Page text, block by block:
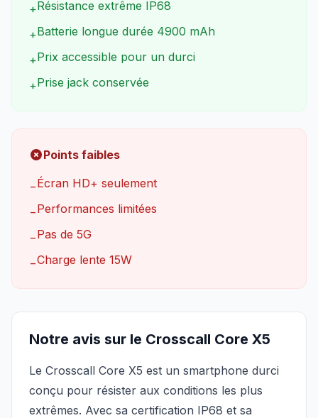
+Résistance extrême IP68
+Batterie longue durée 4900 mAh
+Prix accessible pour un durci
+Prise jack conservée
Points faibles
−Écran HD+ seulement
−Performances limitées
−Pas de 5G
−Charge lente 15W
Notre avis sur le Crosscall Core X5
Le Crosscall Core X5 est un smartphone durci
conçu pour résister aux conditions les plus
extrêmes. Avec sa certification IP68 et sa